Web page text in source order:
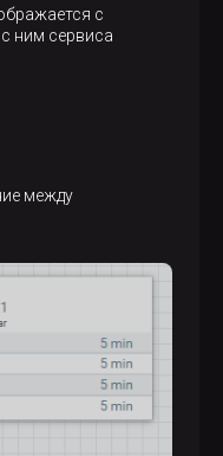
с
ним сервиса
между